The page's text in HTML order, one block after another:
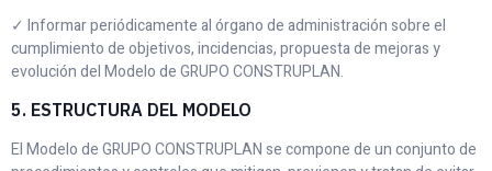
✓ Informar periódicamente al órgano de administración sobre el
cumplimiento de objetivos, incidencias, propuesta de mejoras y
evolución del Modelo de GRUPO CONSTRUPLAN.
5. ESTRUCTURA DEL MODELO
El Modelo de GRUPO CONSTRUPLAN se compone de un conjunto de